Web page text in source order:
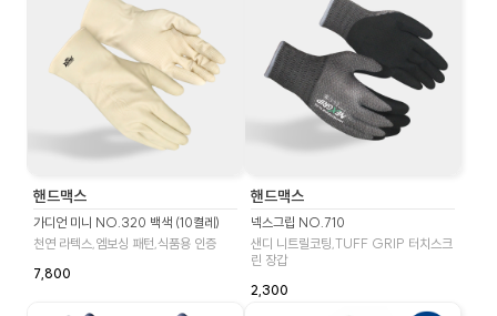
핸드맥스
가디언 미니 NO.320 백색 (10켤레)
천연 라텍스,엠보싱 패턴,식품용 인증
7,800
핸드맥스
넥스그립 NO.710
샌디 니트릴코팅,TUFF GRIP 터치스크
린 장갑
2,300